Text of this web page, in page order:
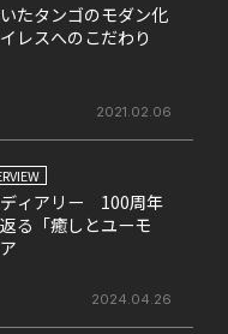
たタンゴのモダン化
レスへのこだわり
2021.02.06
ィアリー 100周年
る「癒しとユーモ
2024.04.26